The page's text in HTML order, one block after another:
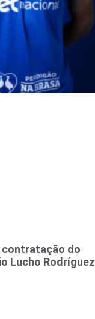
contratação do
Lucho Rodríguez